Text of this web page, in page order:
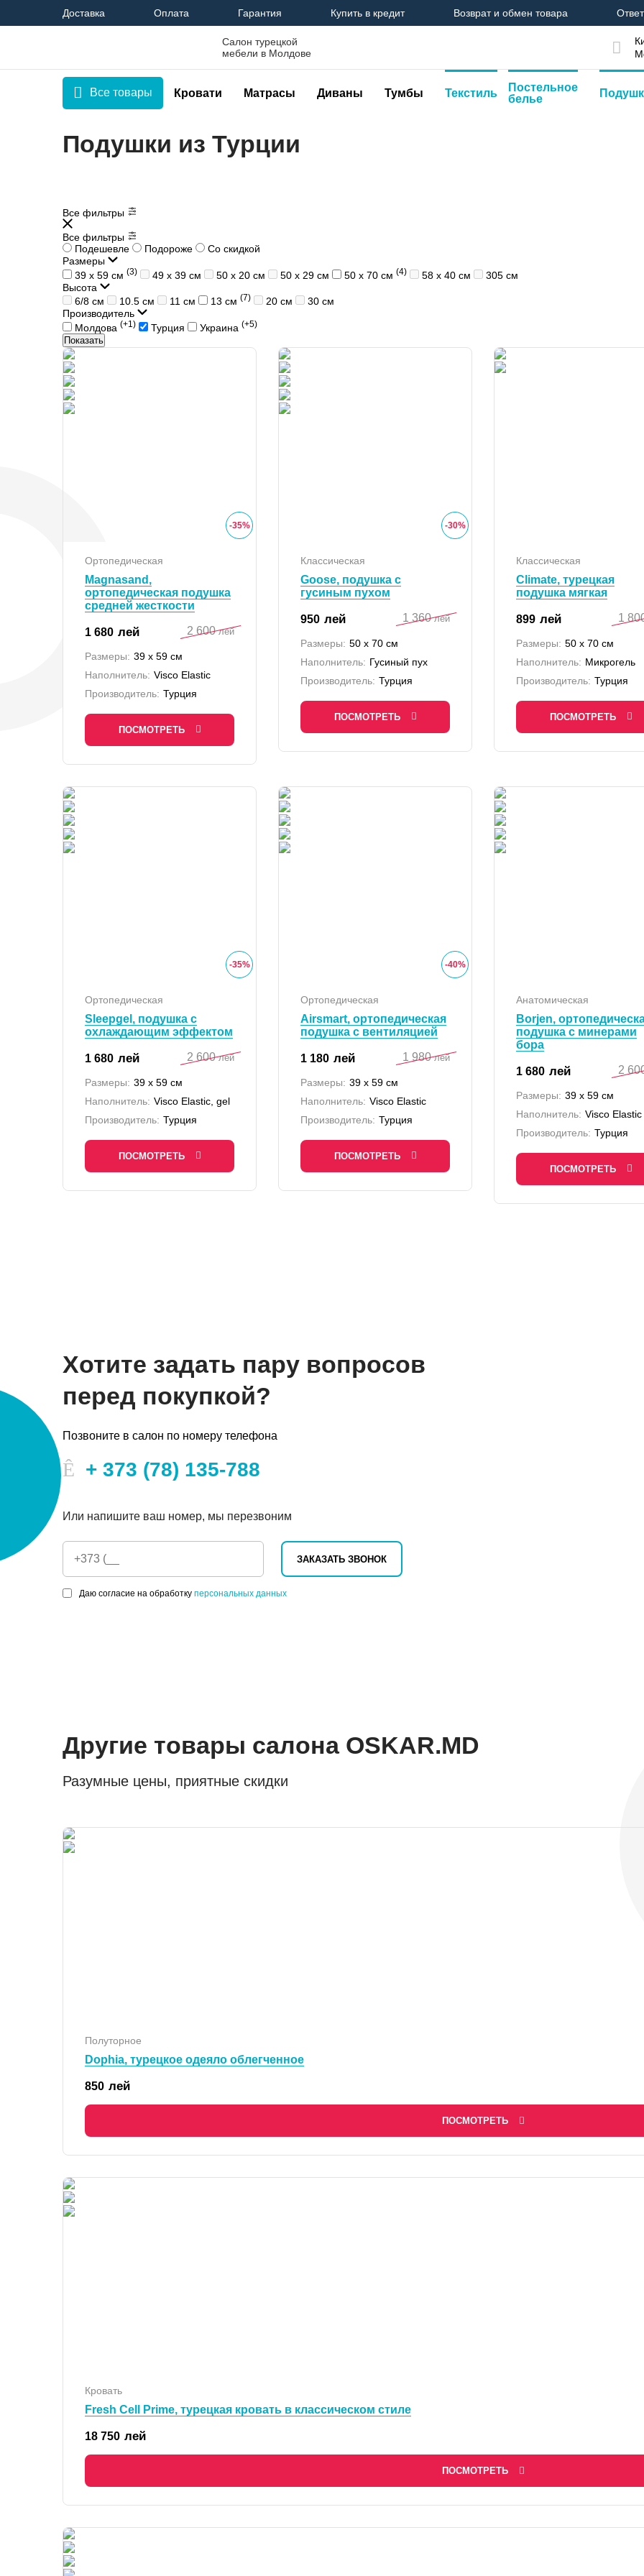
Доставка Оплата Гарантия Купить в кредит Возврат и обмен товара
Салон турецкой
мебели в Молдове
Все товары Кровати Матрасы Диваны Тумбы Текстиль
Постельное
белье
Подушки из Турции
Все фильтры
Все фильтры
Подешевле
Подороже
Со скидкой
Размеры
39 x 59 см (3) 49 х 39 см 50 х 20 см 50 х 29 см 50 х 70 см (4) 58 х 40 см
305 см
Высота
6/8 см
10.5 см 11 см 13 см (7) 20 см
30 см
Производитель
Молдова (+1) Турция Украина (+5)
Показать
-35%
Ортопедическая
Magnasand,
ортопедическая подушка
средней жесткости
1 680 лей 2 600 лей
Размеры: 39 x 59 см
Наполнитель: Visco Elastic
Производитель: Турция
ПОСМОТРЕТЬ
-30%
Классическая
Goose, подушка с
гусиным пухом
950 лей 1 360 лей
Размеры: 50 x 70 см
Наполнитель: Гусиный пух
Производитель: Турция
ПОСМОТРЕТЬ
Классическая
Climate, турецкая
подушка мягкая
899 лей 1
Размеры: 50 x 70 см
Наполнитель: Микрогель
Производитель: Турция
ПОСМОТРЕТЬ
-35%
Ортопедическая
Sleepgel, подушка с
охлаждающим эффектом
1 680 лей 2 600 лей
Размеры: 39 x 59 см
Наполнитель: Visco Elastic, gel
Производитель: Турция
ПОСМОТРЕТЬ
-40%
Ортопедическая
Airsmart, ортопедическая
подушка с вентиляцией
1 180 лей 1 980 лей
Размеры: 39 x 59 см
Наполнитель: Visco Elastic
Производитель: Турция
ПОСМОТРЕТЬ
Анатомическая
Borjen,
подушка с минерами
бора
1 680 лей 2
Размеры: 39 х 59 см
Наполнитель: Visco Elastic
Производитель: Турция
ПОСМОТРЕТЬ
Хотите задать пару вопросов
перед покупкой?
Позвоните в салон по номеру телефона
+ 373 (78) 135-788
Или напишите ваш номер, мы перезвоним
ЗАКАЗАТЬ ЗВОНОК
Даю согласие на обработку персональных данных
Другие товары салона OSKAR.MD
Разумные цены, приятные скидки
Полуторное
Dophia, турецкое одеяло облегченное
850 лей
ПОСМОТРЕТЬ
Кровать
Fresh Cell Prime, турецкая кровать в классическом стиле
18 750 лей
ПОСМОТРЕТЬ